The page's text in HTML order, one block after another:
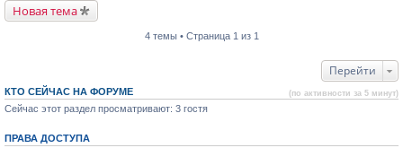
Новая тема
4 темы • Страница 1 из 1
Перейти
КТО СЕЙЧАС НА ФОРУМЕ (по активности за 5 минут)
Сейчас этот раздел просматривают: 3 гостя
ПРАВА ДОСТУПА